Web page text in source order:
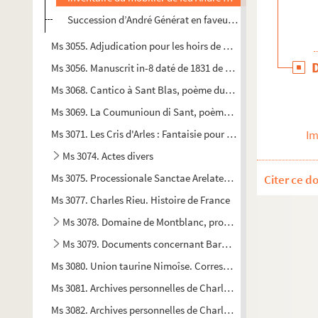
Succession d’André Générat en faveur de son épouse de
Ms 3055. Adjudication pour les hoirs de M. Jean-Baptiste
Ms 3056. Manuscrit in-8 daté de 1831 de 174 pages. Copie
Ms 3068. Cantico à Sant Blas, poème du chanoir Ferrier,
Ms 3069. La Coumunioun di Sant, poème de Frédéric
Ms 3071. Les Cris d'Arles : Fantaisie pour Quatuor ou
Ms 3074. Actes divers
Ms 3075. Processionale Sanctae Arelatensis Ecclesiae.
Ms 3077. Charles Rieu. Histoire de France
Ms 3078. Domaine de Montblanc, propriété de la famille
Ms 3079. Documents concernant Barbentane
Ms 3080. Union taurine Nimoîse. Correspondance
Ms 3081. Archives personnelles de Charles Mourret notaire-
Ms 3082. Archives personnelles de Charles Mourret notaire-
Citer ce